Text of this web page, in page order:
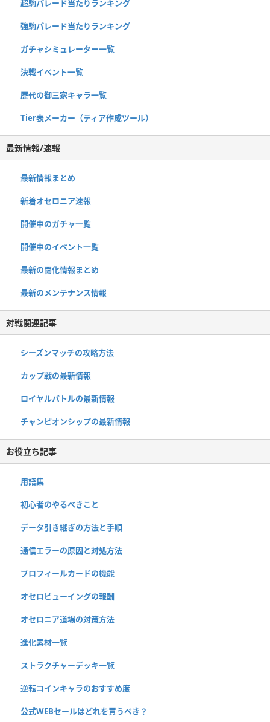
超駒パレード当たりランキング
強駒パレード当たりランキング
ガチャシミュレーター一覧
決戦イベント一覧
歴代の御三家キャラ一覧
Tier表メーカー（ティア作成ツール）
最新情報/速報
最新情報まとめ
新着オセロニア速報
開催中のガチャ一覧
開催中のイベント一覧
最新の闘化情報まとめ
最新のメンテナンス情報
対戦関連記事
シーズンマッチの攻略方法
カップ戦の最新情報
ロイヤルバトルの最新情報
チャンピオンシップの最新情報
お役立ち記事
用語集
初心者のやるべきこと
データ引き継ぎの方法と手順
通信エラーの原因と対処方法
プロフィールカードの機能
オセロビューイングの報酬
オセロニア道場の対策方法
進化素材一覧
ストラクチャーデッキ一覧
逆転コインキャラのおすすめ度
公式WEBセールはどれを買うべき？